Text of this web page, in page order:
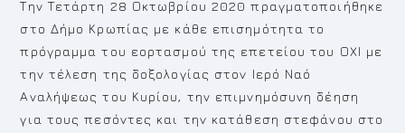
Την Τετάρτη 28 Οκτωβρίου 2020 πραγματοποιήθηκε
στο Δήμο Κρωπίας με κάθε επισημότητα το
πρόγραμμα του εορτασμού της επετείου του ΟΧΙ με
την τέλεση της δοξολογίας στον Ιερό Ναό
Αναλήψεως του Κυρίου, την επιμνημόσυνη δέηση
για τους πεσόντες και την κατάθεση στεφάνου στο